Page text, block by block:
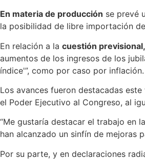
En materia de producción se prevé
la posibilidad de libre importación
En relación a la cuestión previsional,
aumentos de los ingresos de los
índice'”, como por caso por inflación.
Los avances fueron destacadas
el Poder Ejecutivo al Congreso, al
“Me gustaría destacar el trabajo en
han alcanzado un sinfín de mejoras
Por su parte, y en declaraciones